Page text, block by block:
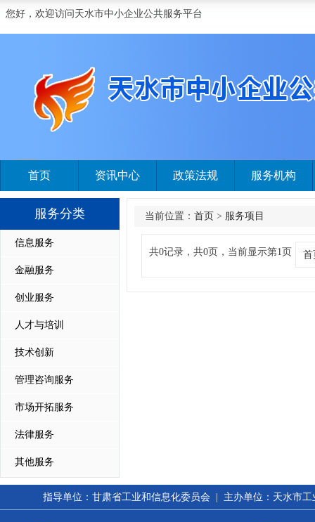
您好，欢迎访问天水市中小企业公共服务平台
首页 资讯中心 政策法规 服务机构
服务分类
信息服务
金融服务
创业服务
人才与培训
技术创新
管理咨询服务
市场开拓服务
法律服务
其他服务
当前位置： 首页 > 服务项目
共0记录，共0页，当前显示第1页 首
指导单位：甘肃省工业和信息化委员会 | 主办单位：天水市